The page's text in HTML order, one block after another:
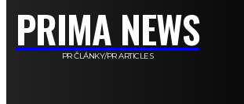
PRIMA NEWS
PR ČLÁNKY/PR ARTICLES